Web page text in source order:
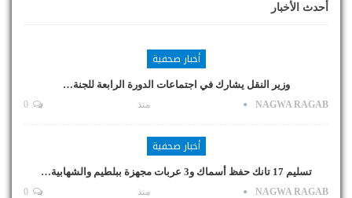
أحدث الأخبار
أخبار صحفية
وزير النقل يشارك في اجتماعات الدورة الرابعة للجنة…
NAGWA RAGAB منذ
أخبار صحفية
تسليم 17 تانك حفظ أسماك و3 عربات مجهزة ببلطيم والشهابية…
NAGWA RAGAB منذ